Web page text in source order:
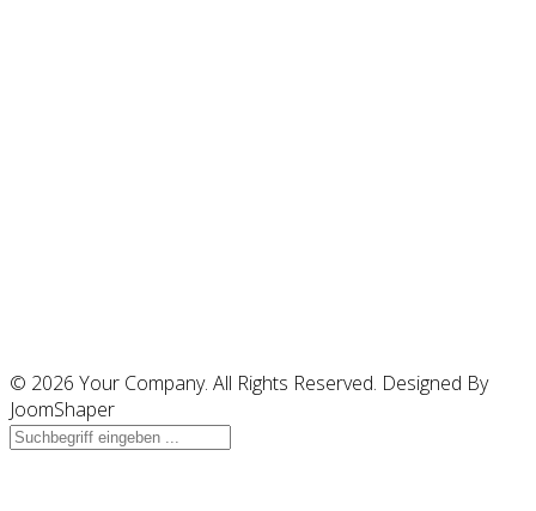
© 2026 Your Company. All Rights Reserved. Designed By
JoomShaper